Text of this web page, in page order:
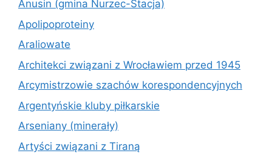
Anusin (gmina Nurzec-Stacja)
Apolipoproteiny
Araliowate
Architekci związani z Wrocławiem przed 1945
Arcymistrzowie szachów korespondencyjnych
Argentyńskie kluby piłkarskie
Arseniany (minerały)
Artyści związani z Tiraną